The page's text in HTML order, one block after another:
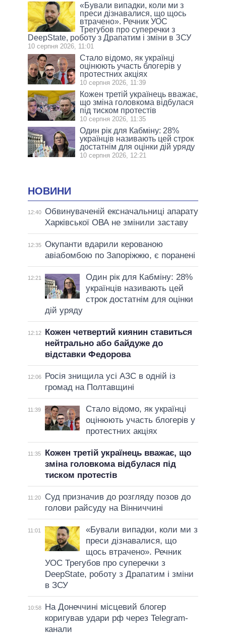
«Бували випадки, коли ми з
преси дізнавалися, що щось
втрачено». Речник УОС
Трегубов про cуперечки з
DeepState, роботу з Драпатим і зміни в ЗСУ
10 серпня 2026, 11:01
Стало відомо, як українці
оцінюють участь блогерів у
протестних акціях
10 серпня 2026, 11:39
Кожен третій українець вважає,
що зміна головкома відбулася
під тиском протестів
10 серпня 2026, 11:35
Один рік для Кабміну: 28%
українців називають цей строк
достатнім для оцінки дій уряду
10 серпня 2026, 12:21
НОВИНИ
12:40 Обвинуваченій ексначальниці апарату
Харківської ОВА не змінили заставу
12:35 Окупанти вдарили керованою
авіабомбою по Запоріжжю, є поранені
12:21
Один рік для Кабміну: 28%
українців називають цей
строк достатнім для оцінки
дій уряду
12:12
Кожен четвертий киянин ставиться
нейтрально або байдуже до
відставки Федорова
12:06
Росія знищила усі АЗС в одній із
громад на Полтавщині
11:39
Стало відомо, як українці
оцінюють участь блогерів у
протестних акціях
11:35
Кожен третій українець вважає, що
зміна головкома відбулася під
тиском протестів
11:20
Суд призначив до розгляду позов до
голови райсуду на Вінниччині
11:01
«Бували випадки, коли ми з
преси дізнавалися, що
щось втрачено». Речник
УОС Трегубов про cуперечки з
DeepState, роботу з Драпатим і зміни
в ЗСУ
10:58
На Донеччині місцевий блогер
коригував удари рф через Telegram-
канали